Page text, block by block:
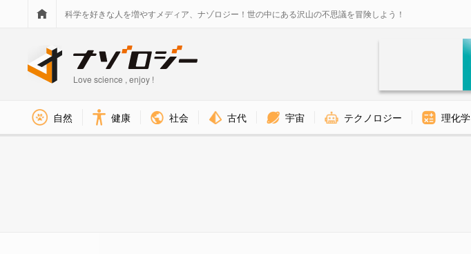
科学を好きな人を増やすメディア、ナゾロジー！世の中にある沢山の不思議を冒険しよう！
Love science , enjoy !
自然 健康 社会 古代 宇宙 テクノロジー 理化学